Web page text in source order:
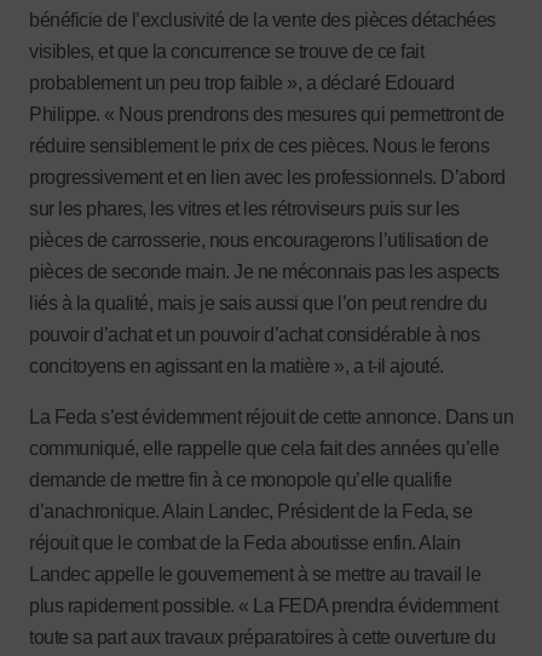
bénéficie de l’exclusivité de la vente des pièces détachées
visibles, et que la concurrence se trouve de ce fait
probablement un peu trop faible », a déclaré Edouard
Philippe. « Nous prendrons des mesures qui permettront de
réduire sensiblement le prix de ces pièces. Nous le ferons
progressivement et en lien avec les professionnels. D’abord
sur les phares, les vitres et les rétroviseurs puis sur les
pièces de carrosserie, nous encouragerons l’utilisation de
pièces de seconde main. Je ne méconnais pas les aspects
liés à la qualité, mais je sais aussi que l’on peut rendre du
pouvoir d’achat et un pouvoir d’achat considérable à nos
concitoyens en agissant en la matière », a t-il ajouté.
La Feda s’est évidemment réjouit de cette annonce. Dans un
communiqué, elle rappelle que cela fait des années qu’elle
demande de mettre fin à ce monopole qu’elle qualifie
d’anachronique. Alain Landec, Président de la Feda, se
réjouit que le combat de la Feda aboutisse enfin. Alain
Landec appelle le gouvernement à se mettre au travail le
plus rapidement possible. « La FEDA prendra évidemment
toute sa part aux travaux préparatoires à cette ouverture du